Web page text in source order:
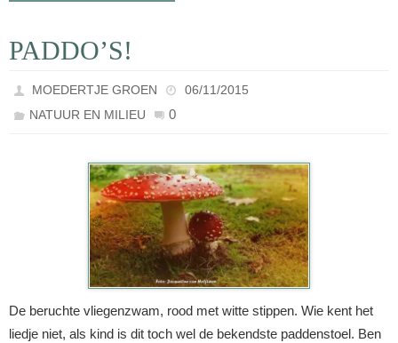
PADDO’S!
MOEDERTJE GROEN
06/11/2015
NATUUR EN MILIEU
0
De beruchte vliegenzwam, rood met witte stippen. Wie kent het
liedje niet, als kind is dit toch wel de bekendste paddenstoel. Ben